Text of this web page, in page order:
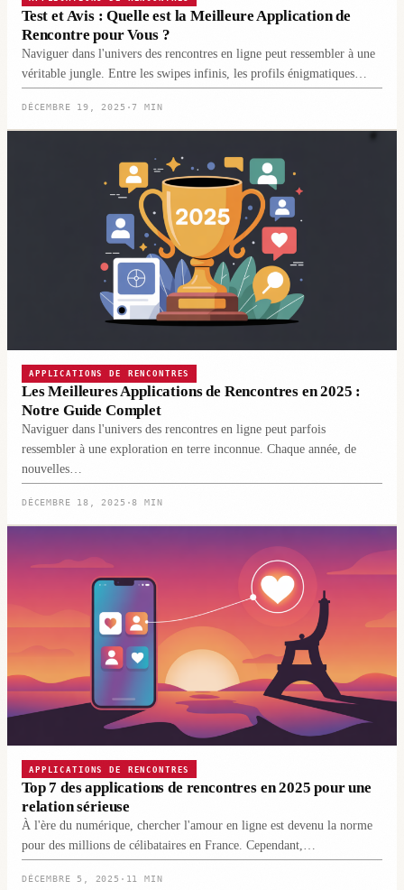
Test et Avis : Quelle est la Meilleure Application de
Rencontre pour Vous ?
Naviguer dans l'univers des rencontres en ligne peut ressembler à une
véritable jungle. Entre les swipes infinis, les profils énigmatiques…
DÉCEMBRE 19, 2025 ·7 MIN
APPLICATIONS DE RENCONTRES
Les Meilleures Applications de Rencontres en 2025 :
Notre Guide Complet
Naviguer dans l'univers des rencontres en ligne peut parfois
ressembler à une exploration en terre inconnue. Chaque année, de
nouvelles…
DÉCEMBRE 18, 2025 ·8 MIN
APPLICATIONS DE RENCONTRES
Top 7 des applications de rencontres en 2025 pour une
relation sérieuse
À l'ère du numérique, chercher l'amour en ligne est devenu la norme
pour des millions de célibataires en France. Cependant,…
DÉCEMBRE 5, 2025 · 11 MIN